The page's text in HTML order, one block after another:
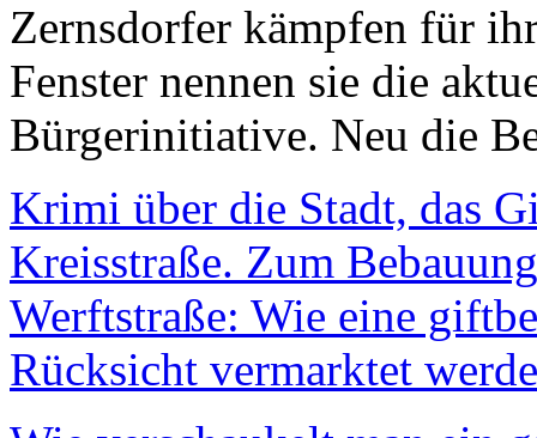
Zernsdorfer kämpfen für
Fenster nennen sie die
Bürgerinitiative. Neu die
Krimi über die Stadt, das
Kreisstraße. Zum
Werftstraße: Wie eine
Rücksicht vermarktet